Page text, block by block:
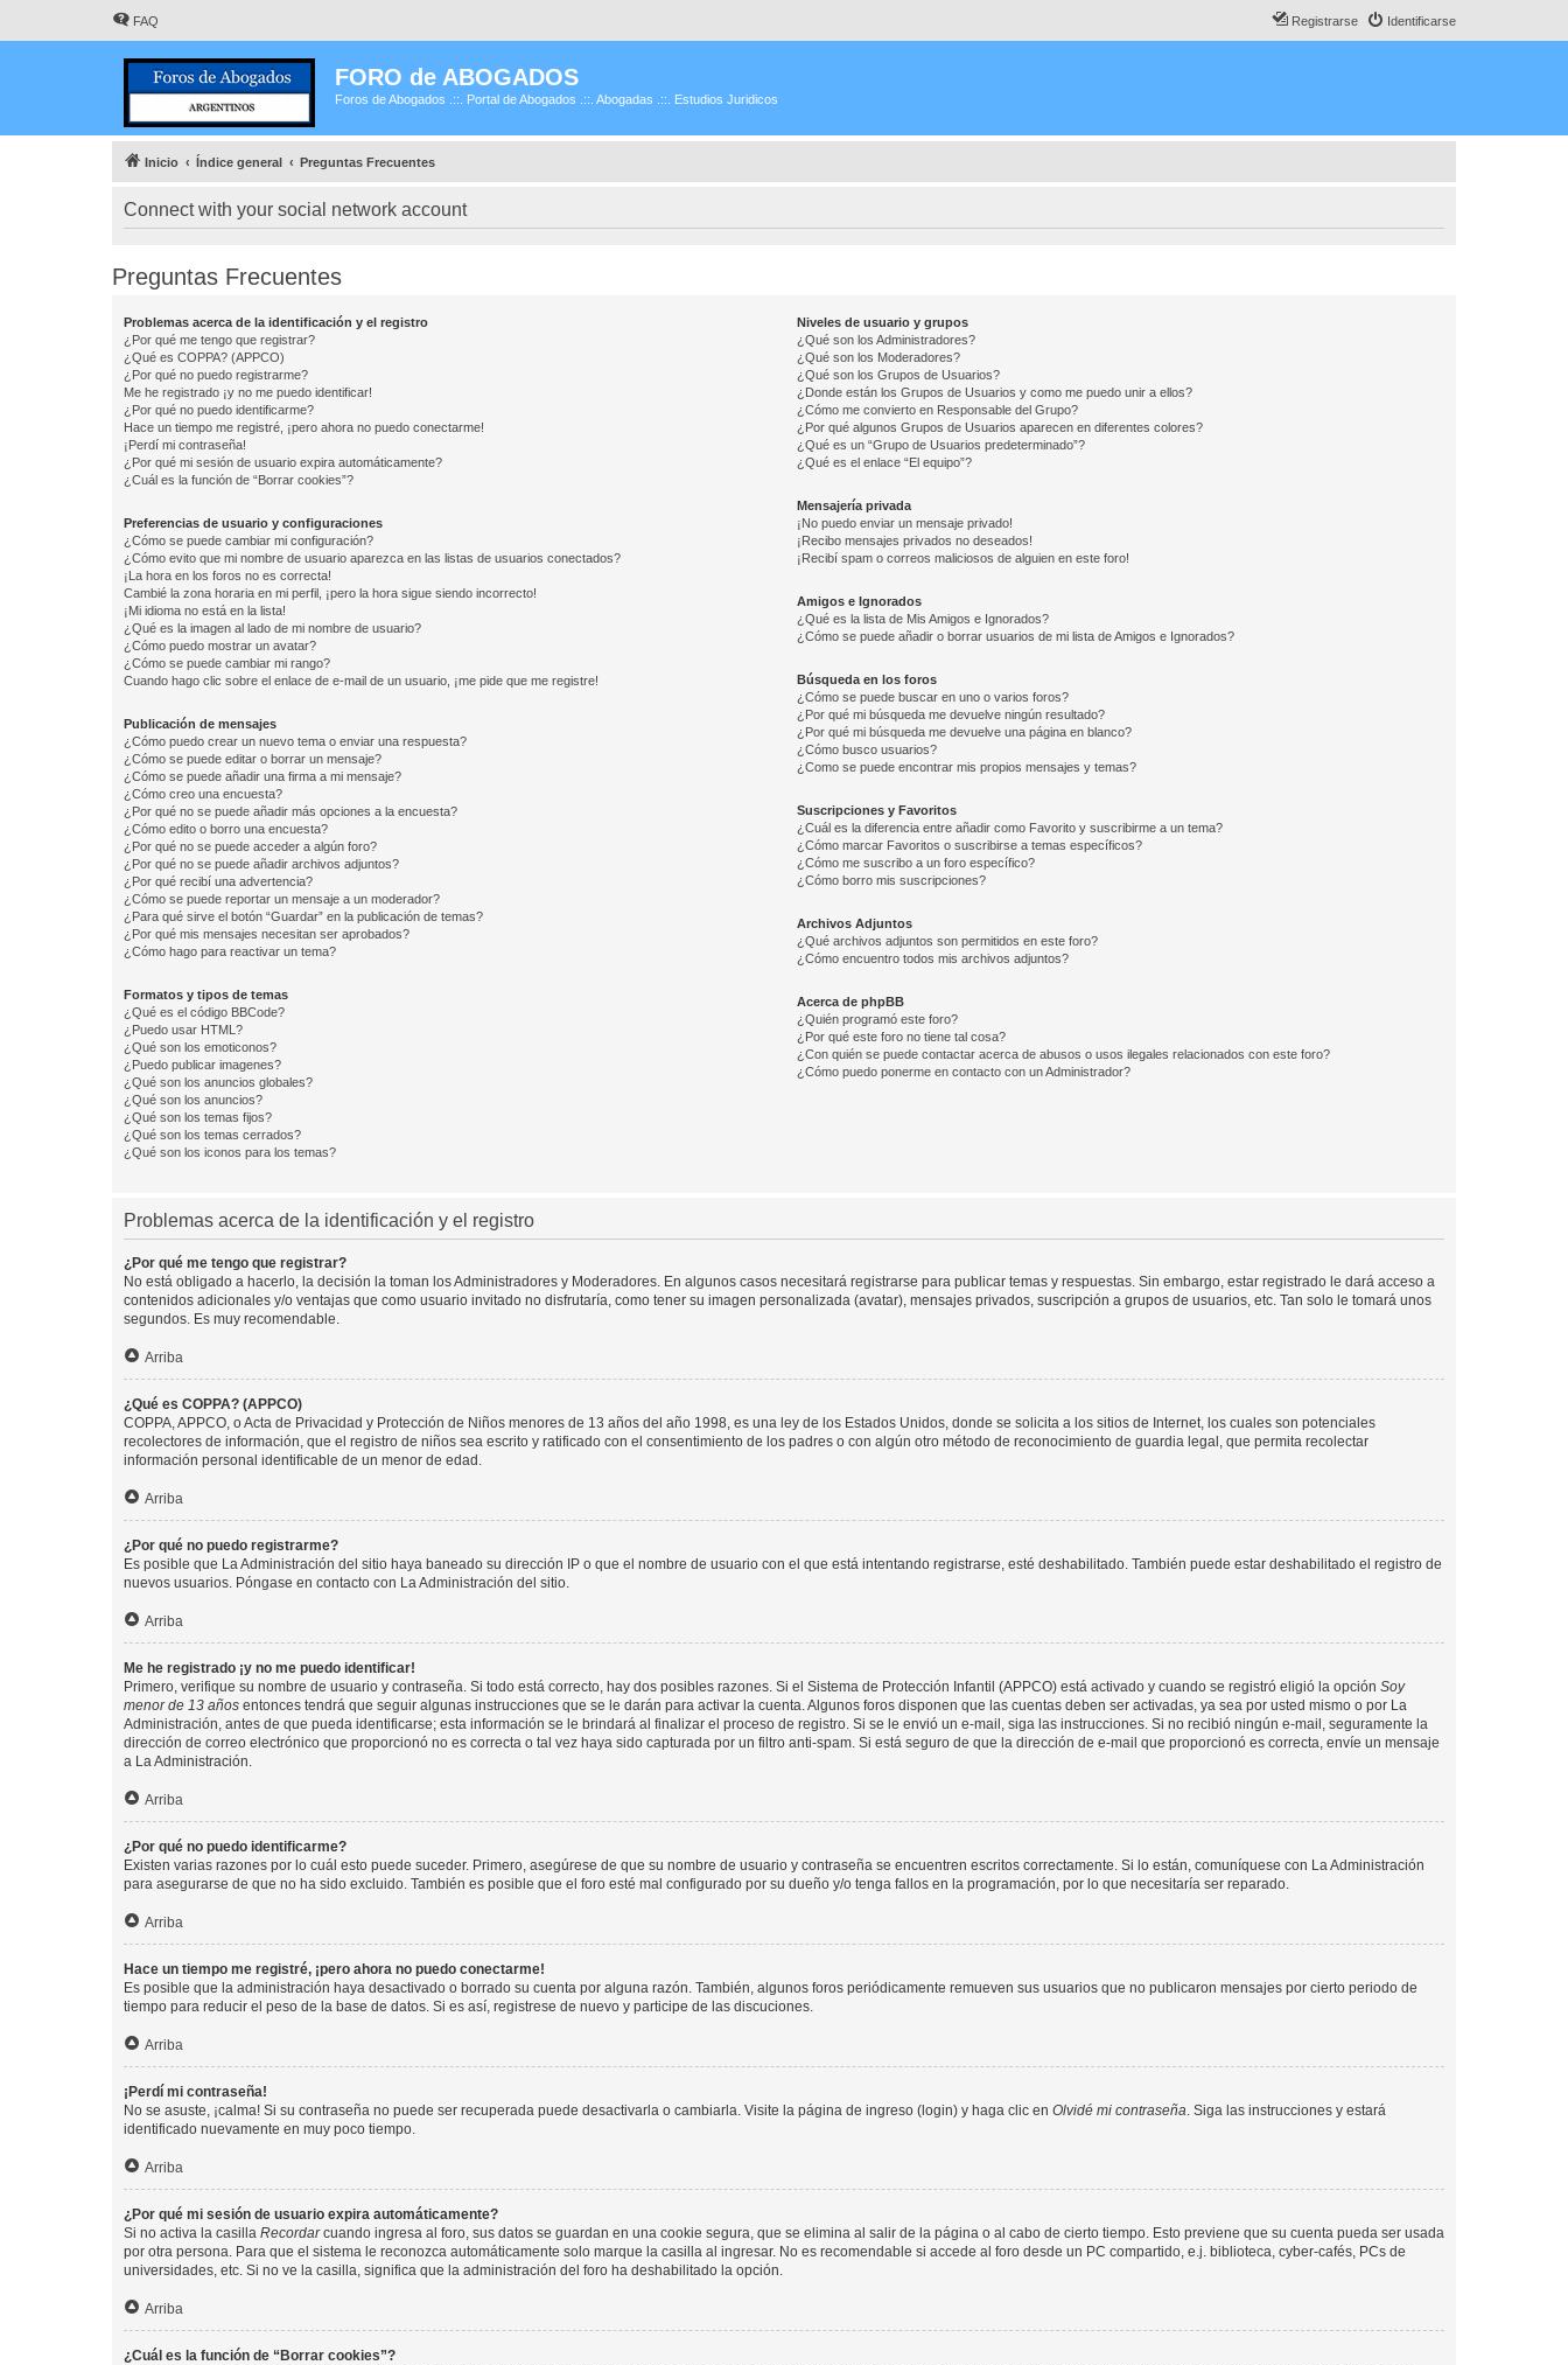
FAQ Identificarse
Registrarse
FORO de ABOGADOS
Foros de Abogados .::. Portal de Abogados .::. Abogadas .::. Estudios Juridicos
Inicio Índice general Preguntas Frecuentes
Connect with your social network account
Preguntas Frecuentes
Problemas acerca de la identificación y el registro
¿Por qué me tengo que registrar?
¿Qué es COPPA? (APPCO)
¿Por qué no puedo registrarme?
Me he registrado ¡y no me puedo identificar!
¿Por qué no puedo identificarme?
Hace un tiempo me registré, ¡pero ahora no puedo conectarme!
¡Perdí mi contraseña!
¿Por qué mi sesión de usuario expira automáticamente?
¿Cuál es la función de “Borrar cookies”?
Preferencias de usuario y configuraciones
¿Cómo se puede cambiar mi configuración?
¿Cómo evito que mi nombre de usuario aparezca en las listas de usuarios conectados?
¡La hora en los foros no es correcta!
Cambié la zona horaria en mi perfil, ¡pero la hora sigue siendo incorrecto!
¡Mi idioma no está en la lista!
¿Qué es la imagen al lado de mi nombre de usuario?
¿Cómo puedo mostrar un avatar?
¿Cómo se puede cambiar mi rango?
Cuando hago clic sobre el enlace de e-mail de un usuario, ¡me pide que me registre!
Publicación de mensajes
¿Cómo puedo crear un nuevo tema o enviar una respuesta?
¿Cómo se puede editar o borrar un mensaje?
¿Cómo se puede añadir una firma a mi mensaje?
¿Cómo creo una encuesta?
¿Por qué no se puede añadir más opciones a la encuesta?
¿Cómo edito o borro una encuesta?
¿Por qué no se puede acceder a algún foro?
¿Por qué no se puede añadir archivos adjuntos?
¿Por qué recibí una advertencia?
¿Cómo se puede reportar un mensaje a un moderador?
¿Para qué sirve el botón “Guardar” en la publicación de temas?
¿Por qué mis mensajes necesitan ser aprobados?
¿Cómo hago para reactivar un tema?
Formatos y tipos de temas
¿Qué es el código BBCode?
¿Puedo usar HTML?
¿Qué son los emoticonos?
¿Puedo publicar imagenes?
¿Qué son los anuncios globales?
¿Qué son los anuncios?
¿Qué son los temas fijos?
¿Qué son los temas cerrados?
¿Qué son los iconos para los temas?
Niveles de usuario y grupos
¿Qué son los Administradores?
¿Qué son los Moderadores?
¿Qué son los Grupos de Usuarios?
¿Donde están los Grupos de Usuarios y como me puedo unir a ellos?
¿Cómo me convierto en Responsable del Grupo?
¿Por qué algunos Grupos de Usuarios aparecen en diferentes colores?
¿Qué es un “Grupo de Usuarios predeterminado”?
¿Qué es el enlace “El equipo”?
Mensajería privada
¡No puedo enviar un mensaje privado!
¡Recibo mensajes privados no deseados!
¡Recibí spam o correos maliciosos de alguien en este foro!
Amigos e Ignorados
¿Qué es la lista de Mis Amigos e Ignorados?
¿Cómo se puede añadir o borrar usuarios de mi lista de Amigos e Ignorados?
Búsqueda en los foros
¿Cómo se puede buscar en uno o varios foros?
¿Por qué mi búsqueda me devuelve ningún resultado?
¿Por qué mi búsqueda me devuelve una página en blanco?
¿Cómo busco usuarios?
¿Como se puede encontrar mis propios mensajes y temas?
Suscripciones y Favoritos
¿Cuál es la diferencia entre añadir como Favorito y suscribirme a un tema?
¿Cómo marcar Favoritos o suscribirse a temas específicos?
¿Cómo me suscribo a un foro específico?
¿Cómo borro mis suscripciones?
Archivos Adjuntos
¿Qué archivos adjuntos son permitidos en este foro?
¿Cómo encuentro todos mis archivos adjuntos?
Acerca de phpBB
¿Quién programó este foro?
¿Por qué este foro no tiene tal cosa?
¿Con quién se puede contactar acerca de abusos o usos ilegales relacionados con este foro?
¿Cómo puedo ponerme en contacto con un Administrador?
Problemas acerca de la identificación y el registro
¿Por qué me tengo que registrar?
No está obligado a hacerlo, la decisión la toman los Administradores y Moderadores. En algunos casos necesitará registrarse para publicar temas y respuestas. Sin embargo, estar registrado le dará acceso a
contenidos adicionales y/o ventajas que como usuario invitado no disfrutaría, como tener su imagen personalizada (avatar), mensajes privados, suscripción a grupos de usuarios, etc. Tan solo le tomará unos
segundos. Es muy recomendable.
Arriba
¿Qué es COPPA? (APPCO)
COPPA, APPCO, o Acta de Privacidad y Protección de Niños menores de 13 años del año 1998, es una ley de los Estados Unidos, donde se solicita a los sitios de Internet, los cuales son potenciales
recolectores de información, que el registro de niños sea escrito y ratificado con el consentimiento de los padres o con algún otro método de reconocimiento de guardia legal, que permita recolectar
información personal identificable de un menor de edad.
Arriba
¿Por qué no puedo registrarme?
Es posible que La Administración del sitio haya baneado su dirección IP o que el nombre de usuario con el que está intentando registrarse, esté deshabilitado. También puede estar deshabilitado el registro de
nuevos usuarios. Póngase en contacto con La Administración del sitio.
Arriba
Me he registrado ¡y no me puedo identificar!
Primero, verifique su nombre de usuario y contraseña. Si todo está correcto, hay dos posibles razones. Si el Sistema de Protección Infantil (APPCO) está activado y cuando se registró eligió la opción Soy
menor de 13 años entonces tendrá que seguir algunas instrucciones que se le darán para activar la cuenta. Algunos foros disponen que las cuentas deben ser activadas, ya sea por usted mismo o por La
Administración, antes de que pueda identificarse; esta información se le brindará al finalizar el proceso de registro. Si se le envió un e-mail, siga las instrucciones. Si no recibió ningún e-mail, seguramente la
dirección de correo electrónico que proporcionó no es correcta o tal vez haya sido capturada por un filtro anti-spam. Si está seguro de que la dirección de e-mail que proporcionó es correcta, envíe un mensaje
a La Administración.
Arriba
¿Por qué no puedo identificarme?
Existen varias razones por lo cuál esto puede suceder. Primero, asegúrese de que su nombre de usuario y contraseña se encuentren escritos correctamente. Si lo están, comuníquese con La Administración
para asegurarse de que no ha sido excluido. También es posible que el foro esté mal configurado por su dueño y/o tenga fallos en la programación, por lo que necesitaría ser reparado.
Arriba
Hace un tiempo me registré, ¡pero ahora no puedo conectarme!
Es posible que la administración haya desactivado o borrado su cuenta por alguna razón. También, algunos foros periódicamente remueven sus usuarios que no publicaron mensajes por cierto periodo de
tiempo para reducir el peso de la base de datos. Si es así, registrese de nuevo y participe de las discuciones.
Arriba
¡Perdí mi contraseña!
No se asuste, ¡calma! Si su contraseña no puede ser recuperada puede desactivarla o cambiarla. Visite la página de ingreso (login) y haga clic en Olvidé mi contraseña. Siga las instrucciones y estará
identificado nuevamente en muy poco tiempo.
Arriba
¿Por qué mi sesión de usuario expira automáticamente?
Si no activa la casilla Recordarcuando ingresa al foro, sus datos se guardan en una cookie segura, que se elimina al salir de la página o al cabo de cierto tiempo. Esto previene que su cuenta pueda ser usada
por otra persona. Para que el sistema le reconozca automáticamente solo marque la casilla al ingresar. No es recomendable si accede al foro desde un PC compartido, e.j. biblioteca, cyber-cafés, PCs de
universidades, etc. Si no ve la casilla, significa que la administración del foro ha deshabilitado la opción.
Arriba
¿Cuál es la función de “Borrar cookies”?